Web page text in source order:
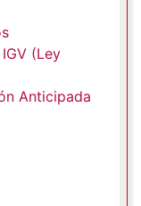
(Ley
Anticipada